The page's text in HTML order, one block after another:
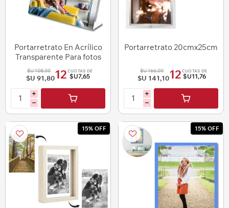
Portarretrato En Acrílico
Transparente Para fotos
de 18cmx13cm
$U 108,00
$U 91,8012 CUOTAS DE
$U7,65
i
h
Portarretrato 20cmx25cm
$U 166,00
$U 141,1012 CUOTAS DE
$U11,76
i
h
15% OFF 15% OFF